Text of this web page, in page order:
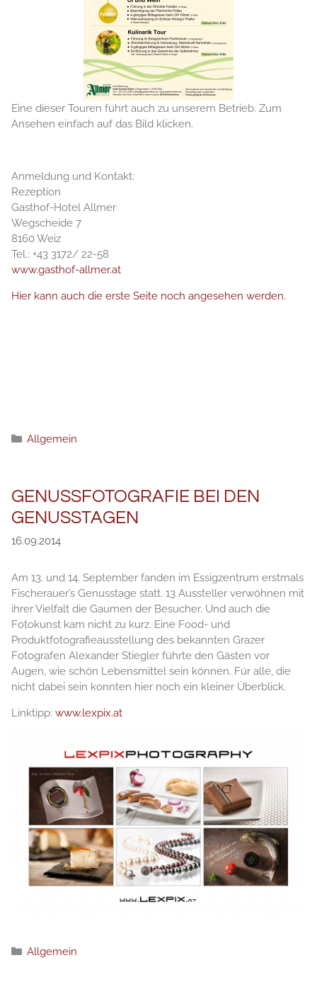
Eine dieser Touren führt auch zu unserem Betrieb. Zum
Ansehen einfach auf das Bild klicken.
Anmeldung und Kontakt:
Rezeption
Gasthof-Hotel Allmer
Wegscheide 7
8160 Weiz
Tel.: +43 3172/ 22-58
www.gasthof-allmer.at
Hier kann auch die erste Seite noch angesehen werden.
Рубрики
Allgemein
GENUSSFOTOGRAFIE BEI DEN
GENUSSTAGEN
16.09.2014
Am 13. und 14. September fanden im Essigzentrum erstmals
Fischerauer’s Genusstage statt. 13 Aussteller verwöhnen mit
ihrer Vielfalt die Gaumen der Besucher. Und auch die
Fotokunst kam nicht zu kurz. Eine Food- und
Produktfotografieausstellung des bekannten Grazer
Fotografen Alexander Stiegler führte den Gästen vor
Augen, wie schön Lebensmittel sein können. Für alle, die
nicht dabei sein konnten hier noch ein kleiner Überblick.
Linktipp: www.lexpix.at
Рубрики
Allgemein